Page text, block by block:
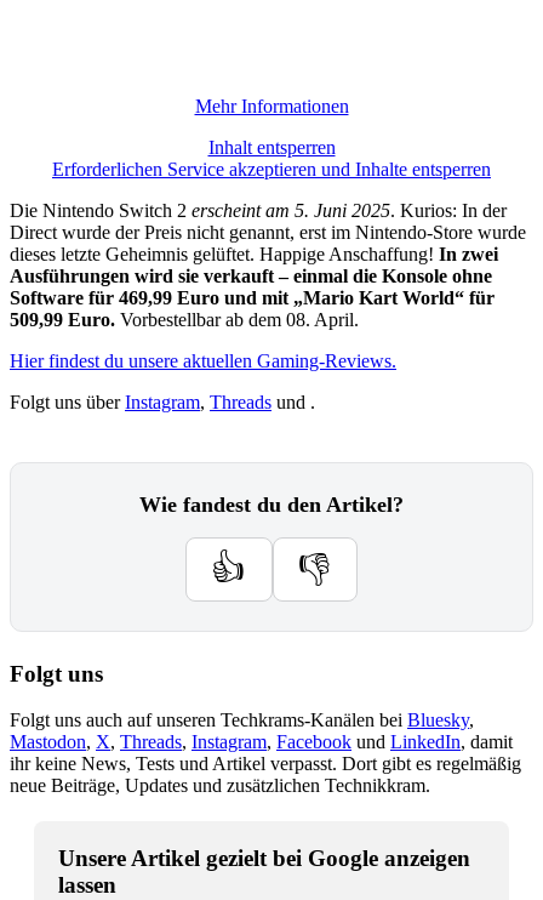
Mehr Informationen
Inhalt entsperren
Erforderlichen Service akzeptieren und Inhalte entsperren
Die Nintendo Switch 2 erscheint am 5. Juni 2025. Kurios: In der
Direct wurde der Preis nicht genannt, erst im Nintendo-Store wurde
dieses letzte Geheimnis gelüftet. Happige Anschaffung! In zwei
Ausführungen wird sie verkauft – einmal die Konsole ohne
Software für 469,99 Euro und mit „Mario Kart World“ für
509,99 Euro. Vorbestellbar ab dem 08. April.
Hier findest du unsere aktuellen Gaming-Reviews.
Folgt uns überInstagram, Threads und .
Wie fandest du den Artikel?
👍 👎
Folgt uns
Folgt uns auch auf unseren Techkrams-Kanälen bei Bluesky,
Mastodon, X, Threads, Instagram, Facebook und LinkedIn, damit
ihr keine News, Tests und Artikel verpasst. Dort gibt es regelmäßig
neue Beiträge, Updates und zusätzlichen Technikkram.
Unsere Artikel gezielt bei Google anzeigen
lassen